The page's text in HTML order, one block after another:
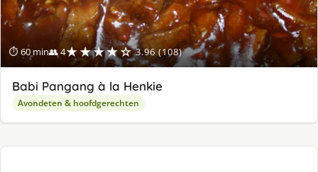
⏱ 60 min👥 4★★★★☆ 3.96 (108)
Babi Pangang à la Henkie
Avondeten & hoofdgerechten